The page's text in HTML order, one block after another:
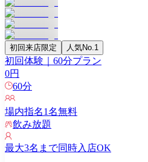
初回来店限定 人気No.1
初回体験｜60分プラン
0円
60分
場内指名1名無料
飲み放題
最大3名まで同時入店OK